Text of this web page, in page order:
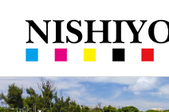
コ
ン
撮
影